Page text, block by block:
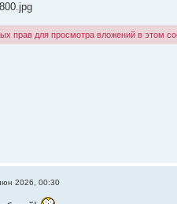
прав для просмотра вложений в этом
2026, 00:30